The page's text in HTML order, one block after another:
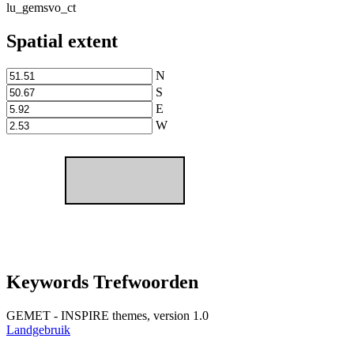
lu_gemsvo_ct
Spatial extent
N
S
E
W
Keywords Trefwoorden
GEMET - INSPIRE themes, version 1.0
Landgebruik